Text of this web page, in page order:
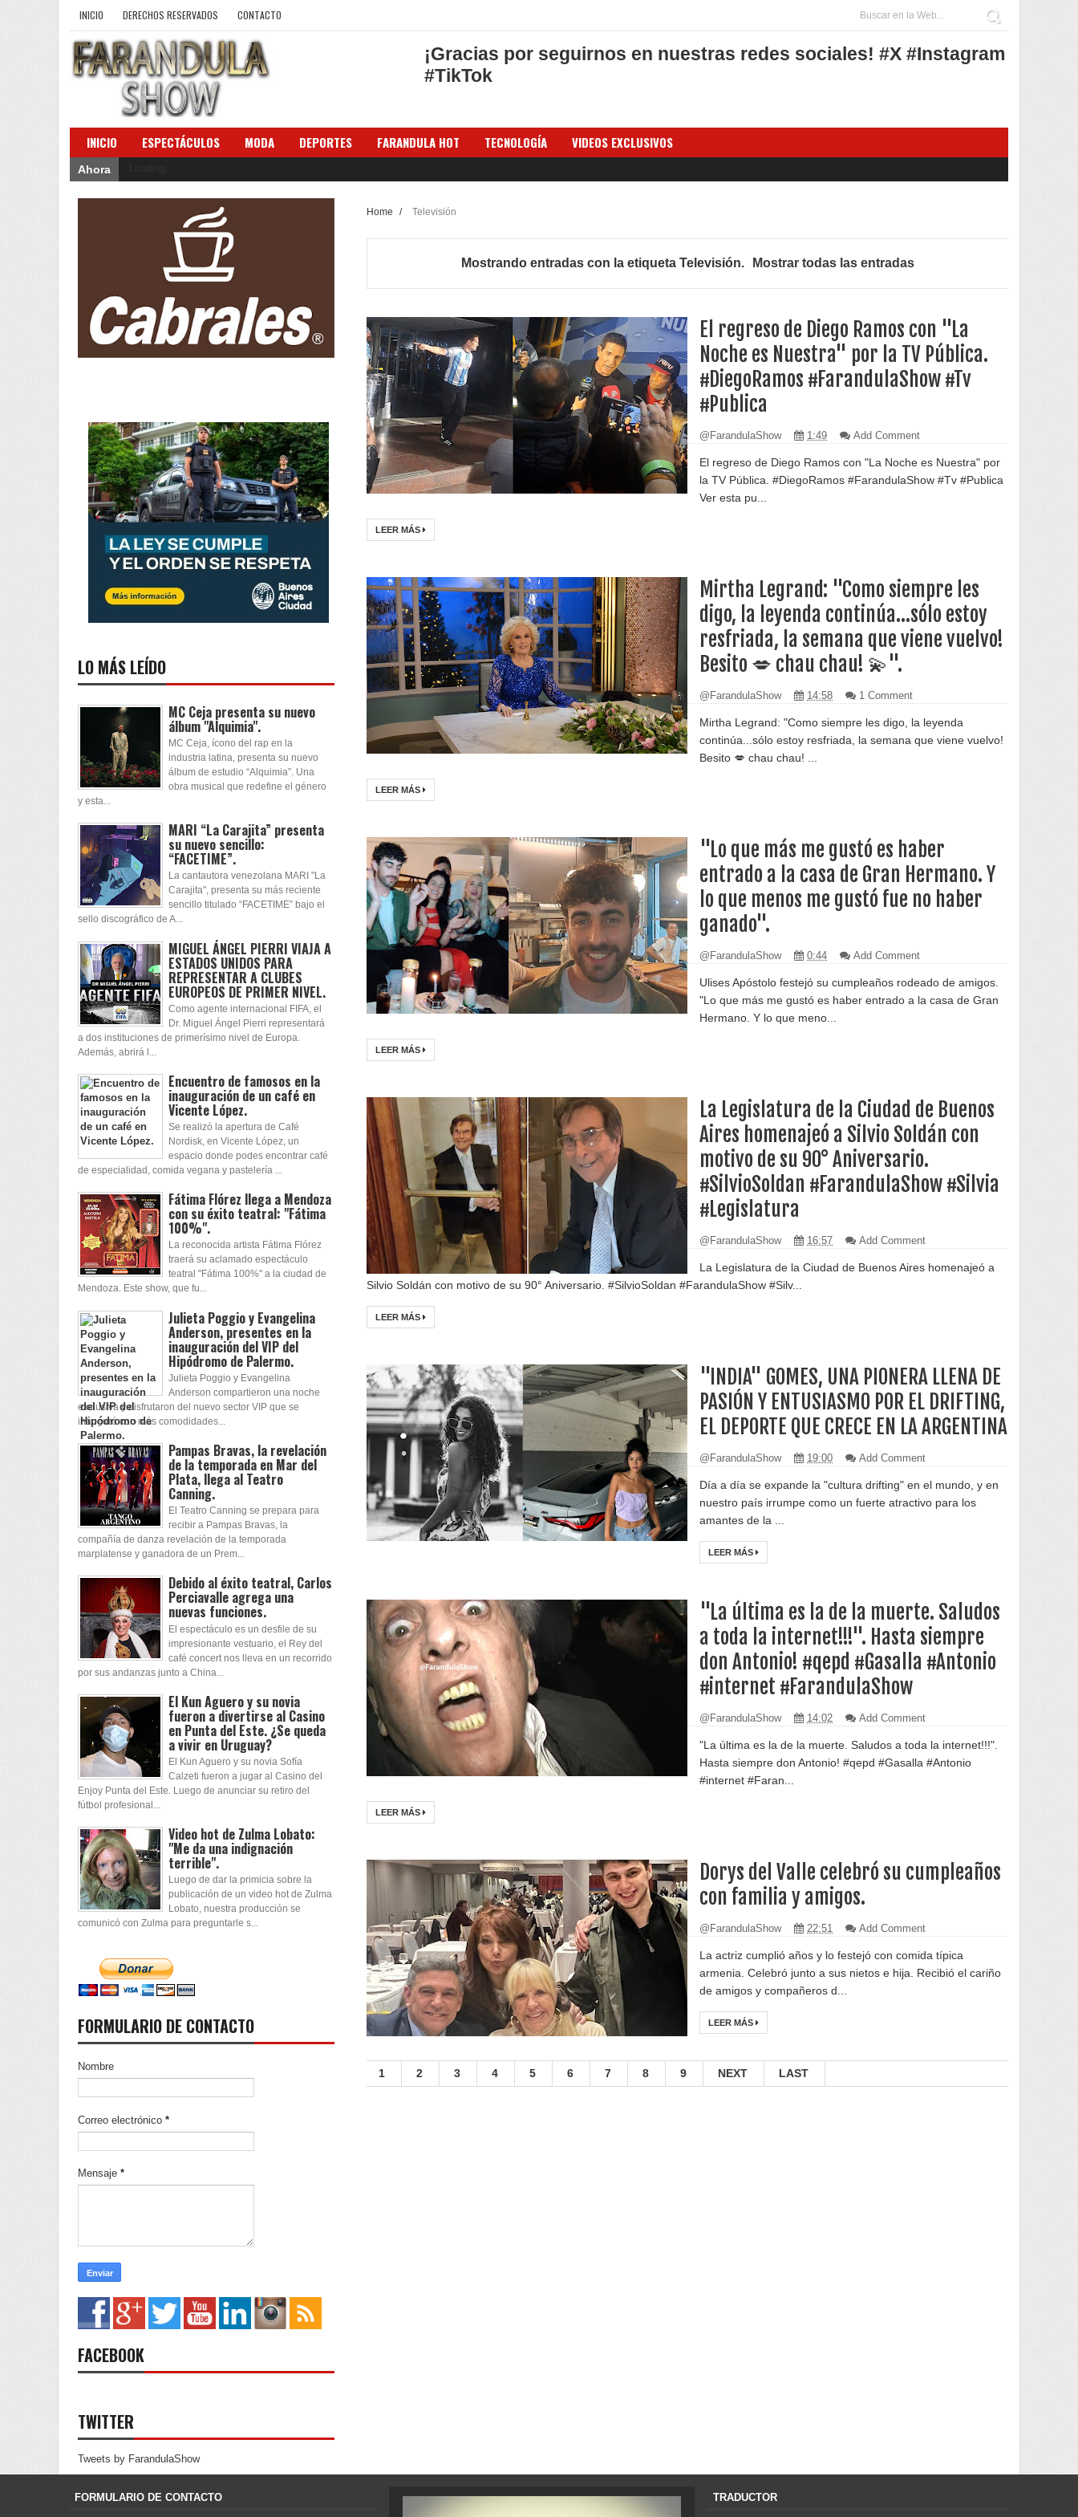
INICIO DERECHOS RESERVADOS CONTACTO
¡Gracias por seguirnos en nuestras redes sociales! #X #Instagram
#TikTok
INICIO ESPECTÁCULOS MODA DEPORTES FARANDULA HOT TECNOLOGÍA VIDEOS EXCLUSIVOS
Ahora
Home / Televisión
Mostrando entradas con la etiqueta Televisión. Mostrar todas las entradas
El regreso de Diego Ramos con "La
Noche es Nuestra" por la TV Pública.
#DiegoRamos #FarandulaShow #Tv
#Publica
@FarandulaShow 1:49 Add Comment
El regreso de Diego Ramos con "La Noche es Nuestra" por
la TV Pública. #DiegoRamos #FarandulaShow #Tv #Publica
Ver esta pu...
LEER MÁS
Mirtha Legrand: "Como siempre les
digo, la leyenda continúa...sólo estoy
resfriada, la semana que viene vuelvo!
Besito 💋 chau chau! 💫".
@FarandulaShow 14:58 1 Comment
Mirtha Legrand: "Como siempre les digo, la leyenda
continúa...sólo estoy resfriada, la semana que viene vuelvo!
Besito 💋 chau chau! ...
LEER MÁS
"Lo que más me gustó es haber
entrado a la casa de Gran Hermano. Y
lo que menos me gustó fue no haber
ganado".
@FarandulaShow 0:44 Add Comment
Ulises Apóstolo festejó su cumpleaños rodeado de amigos.
"Lo que más me gustó es haber entrado a la casa de Gran
Hermano. Y lo que meno...
LEER MÁS
La Legislatura de la Ciudad de Buenos
Aires homenajeó a Silvio Soldán con
motivo de su 90° Aniversario.
#SilvioSoldan #FarandulaShow #Silvia
#Legislatura
@FarandulaShow 16:57 Add Comment
La Legislatura de la Ciudad de Buenos Aires homenajeó a
Silvio Soldán con motivo de su 90° Aniversario. #SilvioSoldan #FarandulaShow #Silv...
LEER MÁS
"INDIA" GOMES, UNA PIONERA LLENA DE
PASIÓN Y ENTUSIASMO POR EL DRIFTING,
EL DEPORTE QUE CRECE EN LA ARGENTINA
@FarandulaShow 19:00 Add Comment
Día a día se expande la "cultura drifting" en el mundo, y en
nuestro país irrumpe como un fuerte atractivo para los
amantes de la ...
LEER MÁS
"La última es la de la muerte. Saludos
a toda la internet!!!". Hasta siempre
don Antonio! #qepd #Gasalla #Antonio
#internet #FarandulaShow
@FarandulaShow 14:02 Add Comment
"La última es la de la muerte. Saludos a toda la internet!!!".
Hasta siempre don Antonio! #qepd #Gasalla #Antonio
#internet #Faran...
LEER MÁS
Dorys del Valle celebró su cumpleaños
con familia y amigos.
@FarandulaShow 22:51 Add Comment
La actriz cumplió años y lo festejó con comida típica
armenia. Celebró junto a sus nietos e hija. Recibió el cariño
de amigos y compañeros d...
LEER MÁS
1 2 3 4 5 6 7 8 9 NEXT LAST
LO MÁS LEÍDO
MC Ceja presenta su nuevo
álbum "Alquimia".
MC Ceja, ícono del rap en la
industria latina, presenta su nuevo
álbum de estudio “Alquimia”. Una
obra musical que redefine el género
y esta...
MARI “La Carajita” presenta
su nuevo sencillo:
“FACETIME”.
La cantautora venezolana MARI "La
Carajita", presenta su más reciente
sencillo titulado “FACETIME” bajo el
sello discográfico de A...
MIGUEL ÁNGEL PIERRI VIAJA A
ESTADOS UNIDOS PARA
REPRESENTAR A CLUBES
EUROPEOS DE PRIMER NIVEL.
Como agente internacional FIFA, el
Dr. Miguel Ángel Pierri representará
a dos instituciones de primerísimo nivel de Europa.
Además, abrirá l...
Encuentro de famosos en la
inauguración de un café en
Vicente López.
Se realizó la apertura de Café
Nordisk, en Vicente López, un
espacio donde podes encontrar café
de especialidad, comida vegana y pastelería ...
Fátima Flórez llega a Mendoza
con su éxito teatral: "Fátima
100%".
La reconocida artista Fátima Flórez
traerá su aclamado espectáculo
teatral "Fátima 100%" a la ciudad de
Mendoza. Este show, que fu...
Julieta Poggio y Evangelina
Anderson, presentes en la
inauguración del VIP del
Hipódromo de Palermo.
Julieta Poggio y Evangelina
Anderson compartieron una noche
exclusiva y disfrutaron del nuevo sector VIP que se
inauguró con más comodidades...
Pampas Bravas, la revelación
de la temporada en Mar del
Plata, llega al Teatro
Canning.
El Teatro Canning se prepara para
recibir a Pampas Bravas, la
compañía de danza revelación de la temporada
marplatense y ganadora de un Prem...
Debido al éxito teatral, Carlos
Perciavalle agrega una
nuevas funciones.
El espectáculo es un desfile de su
impresionante vestuario, el Rey del
café concert nos lleva en un recorrido
por sus andanzas junto a China...
El Kun Aguero y su novia
fueron a divertirse al Casino
en Punta del Este. ¿Se queda
a vivir en Uruguay?
El Kun Aguero y su novia Sofía
Calzeti fueron a jugar al Casino del
Enjoy Punta del Este. Luego de anunciar su retiro del
fútbol profesional...
Video hot de Zulma Lobato:
"Me da una indignación
terrible".
Luego de dar la primicia sobre la
publicación de un video hot de Zulma
Lobato, nuestra producción se
comunicó con Zulma para preguntarle s...
FORMULARIO DE CONTACTO
Nombre
Correo electrónico *
Mensaje *
FACEBOOK
TWITTER
Tweets by FarandulaShow
FORMULARIO DE CONTACTO TRADUCTOR